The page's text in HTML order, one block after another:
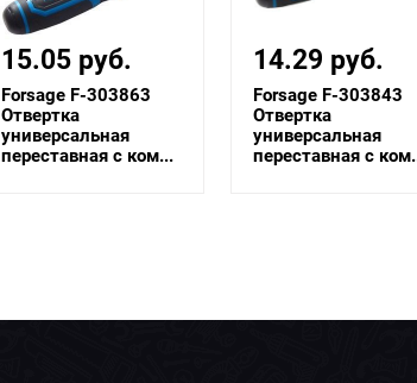
14.29 руб.
Forsage F-303843
Отвертка
универсальная
переставная с ком...
14.47 руб.
KINGTUL KT3034K
Отвертка со
сменными
насадками 4пр. SL,